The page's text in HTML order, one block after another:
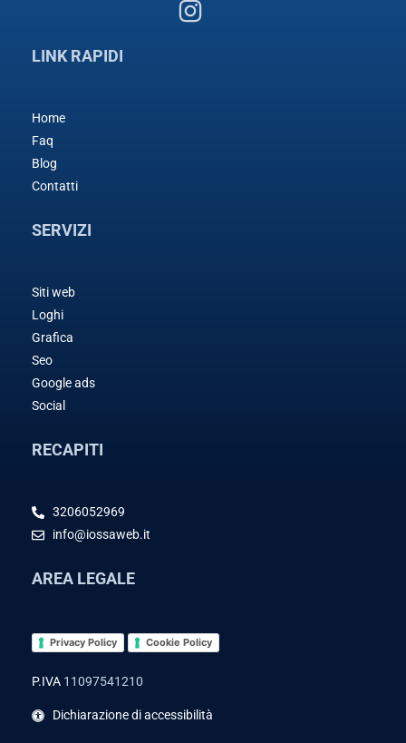
LINK RAPIDI
Home
Faq
Blog
Contatti
SERVIZI
Siti web
Loghi
Grafica
Seo
Google ads
Social
RECAPITI
3206052969
info@iossaweb.it
AREA LEGALE
Privacy Policy Cookie Policy
P.IVA 11097541210
Dichiarazione di accessibilità